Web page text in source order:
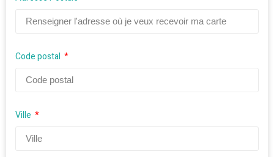
Code postal
Ville